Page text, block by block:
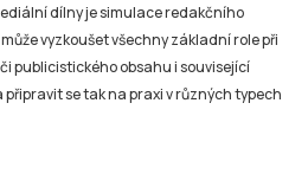
dílny je simulace redakčního
vyzkoušet všechny základní role při
publicistického obsahu i související
se tak na praxi v různých typech